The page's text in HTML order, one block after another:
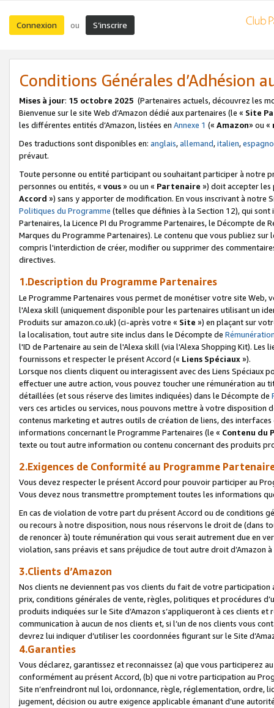
Connexion ou S’inscrire
Conditions Générales d’Adhésion
Mises à jour: 15 octobre 2025 (Partenaires actuels, découvrez les
Bienvenue sur le site Web d’Amazon dédié aux partenaires (le « Site
les différentes entités d’Amazon, listées en Annexe 1 (« Amazon» ou «
Des traductions sont disponibles en: anglais,allemand,italien,
prévaut.
Toute personne ou entité participant ou souhaitant participer à notre
personnes ou entités, « vous» ou un « Partenaire ») doit accepter les
Accord ») sans y apporter de modification. En vous inscrivant à notre
Politiques du Programme (telles que définies à la Section 12), qui
Partenaires, la Licence PI du Programme Partenaires, le Décompte de
Marques du Programme Partenaires). Le contenu que vous publiez
compris l'interdiction de créer, modifier ou supprimer des
directives.
1.Description du Programme Partenaires
Le Programme Partenaires vous permet de monétiser votre site Web,
l'Alexa skill (uniquement disponible pour les partenaires utilisant un
Produits sur amazon.co.uk) (ci-après votre « Site ») en plaçant sur
la localisation, tout autre site inclus dans le Décompte de
l'ID de Partenaire au sein de l'Alexa skill (via l'Alexa Shopping Kit).
fournissons et respecter le présent Accord (« Liens Spéciaux»).
Lorsque nos clients cliquent ou interagissent avec des Liens Spéciaux
effectuer une autre action, vous pouvez toucher une rémunération
détaillées (et sous réserve des limites indiquées) dans le Décompte de
vers ces articles ou services, nous pouvons mettre à votre disposition
contenus marketing et autres outils de création de liens, des
informations concernant le Programme Partenaires (le « Contenu du
texte ou tout autre information ou contenu concernant des produits
2.Exigences de Conformité au Programme
Vous devez respecter le présent Accord pour pouvoir participer au
Vous devez nous transmettre promptement toutes les informations
En cas de violation de votre part du présent Accord ou de conditions
ou recours à notre disposition, nous nous réservons le droit de (dans
de renoncer à) toute rémunération qui vous serait autrement due en
violation, sans préavis et sans préjudice de tout autre droit
3.Clients d’Amazon
Nos clients ne deviennent pas vos clients du fait de votre
prix, conditions générales de vente, règles, politiques et procédures
produits indiquées sur le Site d’Amazon s’appliqueront à ces clients
communication à aucun de nos clients et, si l’un de nos clients vous
devrez lui indiquer d’utiliser les coordonnées figurant sur le Site
4.Garanties
Vous déclarez, garantissez et reconnaissez (a) que vous participerez
conformément au présent Accord, (b) que ni votre participation au
Site n’enfreindront nul loi, ordonnance, règle, réglementation, ordre,
jugement, décision ou autre exigence applicable émanant d’une